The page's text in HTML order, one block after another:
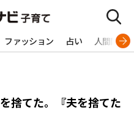
ファッション 占い 人間関係
捨てた。『夫を捨てた